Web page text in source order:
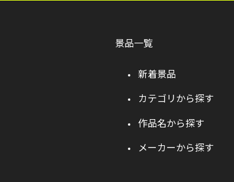
景品一覧
新着景品
カテゴリから探す
作品名から探す
メーカーから探す